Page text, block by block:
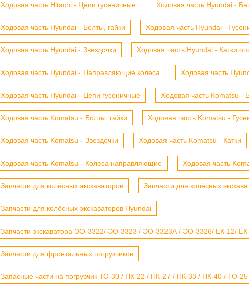
Ходовая часть Hitachi - Цепи гусеничные Ходовая часть Hyundai -
Ходовая часть Hyundai - Болты, гайки Ходовая часть Hyundai -
Ходовая часть Hyundai - Звездочки Ходовая часть Hyundai - Катки
Ходовая часть Hyundai - Направляющие колеса Ходовая часть
Ходовая часть Hyundai - Цепи гусеничные Ходовая часть Komatsu -
Ходовая часть Komatsu - Болты, гайки Ходовая часть Komatsu -
Ходовая часть Komatsu - Звездочки Ходовая часть Komatsu - Катки
Ходовая часть Komatsu - Колеса направляющие Ходовая часть
Запчасти для колёсных экскаваторов Запчасти для колёсных
Запчасти для колёсных экскаваторов Hyundai
Запчасти экскаватора ЭО-3322/ ЭО-3323 / ЭО-3323А / ЭО-3326/ ЕК-12/
Запчасти для фронтальных погрузчиков
Запасные части на погрузчик ТО-30 / ПК-22 / ПК-27 / ПК-33 / ПК-40 / ТО-